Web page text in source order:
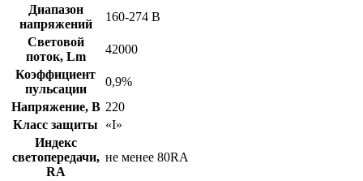
Диапазон
напряжений
160-274 В
Световой
поток, Lm
42000
Коэффициент
пульсации
0,9%
Напряжение, В 220
Класс защиты
«I»
Индекс
светопередачи,
RA
не менее 80RA